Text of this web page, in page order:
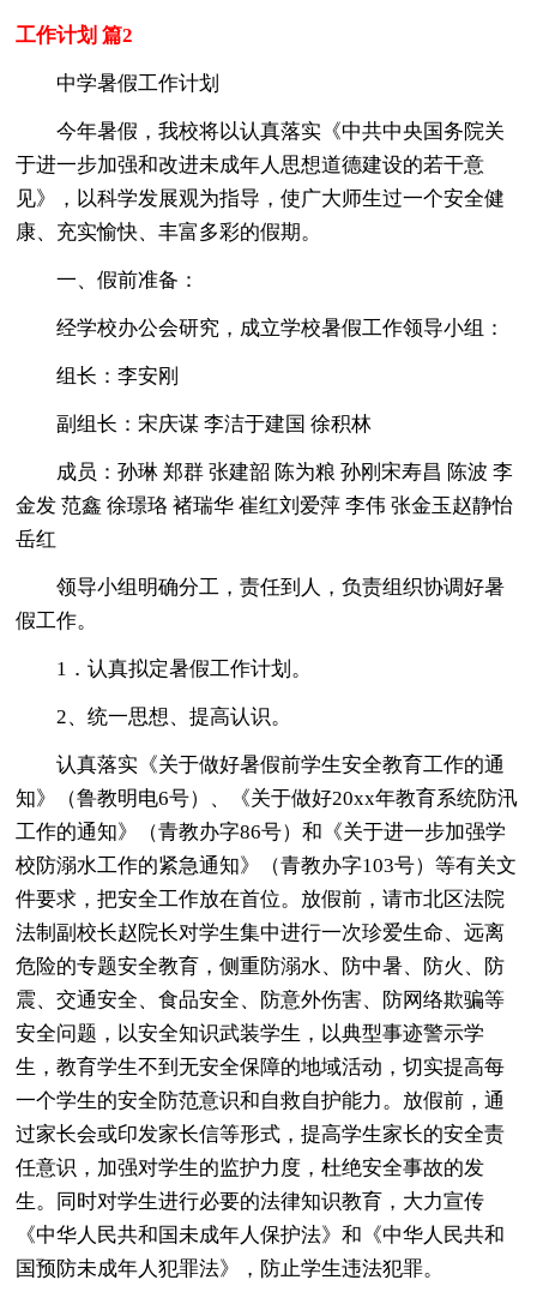
工作计划 篇2
中学暑假工作计划
今年暑假，我校将以认真落实《中共中央国务院关
于进一步加强和改进未成年人思想道德建设的若干意
见》，以科学发展观为指导，使广大师生过一个安全健
康、充实愉快、丰富多彩的假期。
一、假前准备：
经学校办公会研究，成立学校暑假工作领导小组：
组长：李安刚
副组长：宋庆谋 李洁于建国 徐积林
成员：孙琳 郑群 张建韶 陈为粮 孙刚宋寿昌 陈波 李
金发 范鑫 徐璟珞 褚瑞华 崔红刘爱萍 李伟 张金玉赵静怡
岳红
领导小组明确分工，责任到人，负责组织协调好暑
假工作。
1．认真拟定暑假工作计划。
2、统一思想、提高认识。
认真落实《关于做好暑假前学生安全教育工作的通
知》（鲁教明电6号）、《关于做好20xx年教育系统防汛
工作的通知》（青教办字86号）和《关于进一步加强学
校防溺水工作的紧急通知》（青教办字103号）等有关文
件要求，把安全工作放在首位。放假前，请市北区法院
法制副校长赵院长对学生集中进行一次珍爱生命、远离
危险的专题安全教育，侧重防溺水、防中暑、防火、防
震、交通安全、食品安全、防意外伤害、防网络欺骗等
安全问题，以安全知识武装学生，以典型事迹警示学
生，教育学生不到无安全保障的地域活动，切实提高每
一个学生的安全防范意识和自救自护能力。放假前，通
过家长会或印发家长信等形式，提高学生家长的安全责
任意识，加强对学生的监护力度，杜绝安全事故的发
生。同时对学生进行必要的法律知识教育，大力宣传
《中华人民共和国未成年人保护法》和《中华人民共和
国预防未成年人犯罪法》，防止学生违法犯罪。